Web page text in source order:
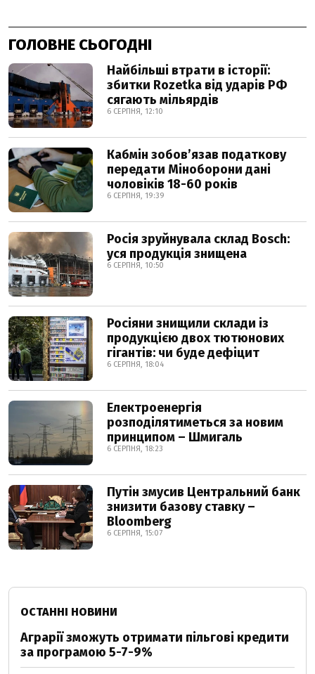
ГОЛОВНЕ СЬОГОДНІ
Найбільші втрати в історії:
збитки Rozetka від ударів РФ
сягають мільярдів
6 СЕРПНЯ, 12:10
Кабмін зобовʼязав податкову
передати Міноборони дані
чоловіків 18-60 років
6 СЕРПНЯ, 19:39
Росія зруйнувала склад Bosch:
уся продукція знищена
6 СЕРПНЯ, 10:50
Росіяни знищили склади із
продукцією двох тютюнових
гігантів: чи буде дефіцит
6 СЕРПНЯ, 18:04
Електроенергія
розподілятиметься за новим
принципом – Шмигаль
6 СЕРПНЯ, 18:23
Путін змусив Центральний банк
знизити базову ставку –
Bloomberg
6 СЕРПНЯ, 15:07
ОСТАННІ НОВИНИ
Аграрії зможуть отримати пільгові кредити
за програмою 5-7-9%